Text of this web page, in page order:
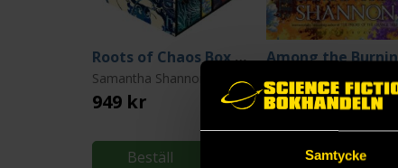
Samtycke
Roots of Chaos Box Set
Samantha Shannon
949 kr
Beställ
Samantha Shannon
249 kr
Läs mer